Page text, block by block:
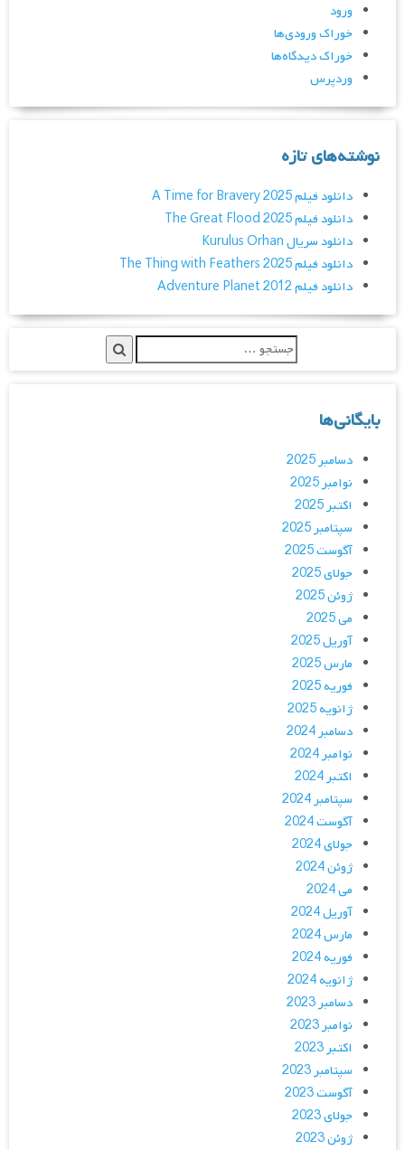
ورود
خوراک ورودی‌ها
خوراک دیدگاه‌ها
وردپرس
نوشته‌های تازه
دانلود فیلم A Time for Bravery 2025
دانلود فیلم The Great Flood 2025
دانلود سریال Kurulus Orhan
دانلود فیلم The Thing with Feathers 2025
دانلود فیلم Adventure Planet 2012
بایگانی‌ها
دسامبر 2025
نوامبر 2025
اکتبر 2025
سپتامبر 2025
آگوست 2025
جولای 2025
ژوئن 2025
می 2025
آوریل 2025
مارس 2025
فوریه 2025
ژانویه 2025
دسامبر 2024
نوامبر 2024
اکتبر 2024
سپتامبر 2024
آگوست 2024
جولای 2024
ژوئن 2024
می 2024
آوریل 2024
مارس 2024
فوریه 2024
ژانویه 2024
دسامبر 2023
نوامبر 2023
اکتبر 2023
سپتامبر 2023
آگوست 2023
جولای 2023
ژوئن 2023